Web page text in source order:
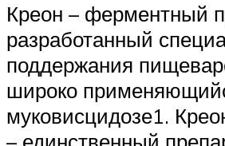
Креон – ферментный
разработанный
поддержания
широко
муковисцидозе1.